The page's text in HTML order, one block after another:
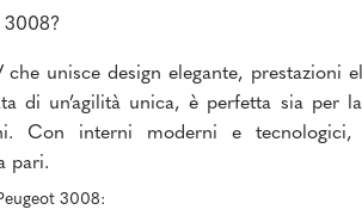
3008?
unisce design elegante, prestazioni
di un’agilità unica, è perfetta sia per
Con interni moderni e tecnologici,
pari.
3008: